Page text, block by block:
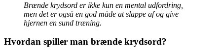
Brænde krydsord er ikke kun en mental udfordring,
men det er også en god måde at slappe af og give
hjernen en sund træning.
Hvordan spiller man brænde krydsord?